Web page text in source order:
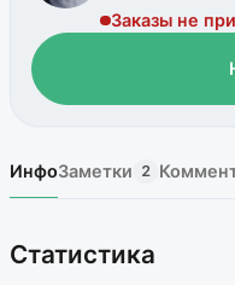
Заказы не
ИнфоЗаметки 2
Статистика